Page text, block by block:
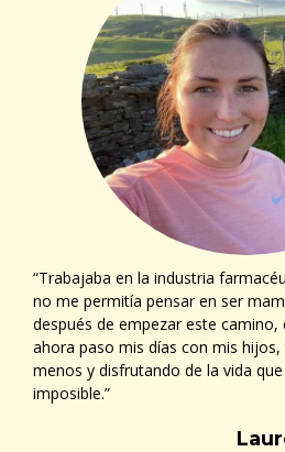
“Trabajaba en la industria
no me permitía pensar en ser
después de empezar este camino,
ahora paso mis días con mis
menos y disfrutando de la vida
imposible.”